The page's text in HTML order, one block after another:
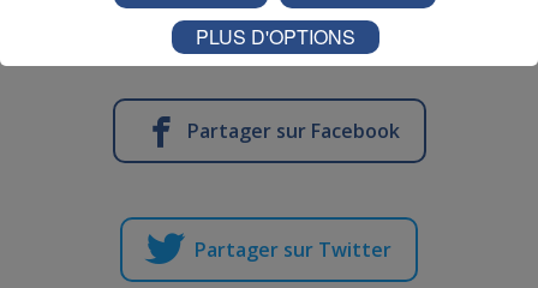
Partager sur Facebook
Partager sur Twitter
PLUS D'OPTIONS